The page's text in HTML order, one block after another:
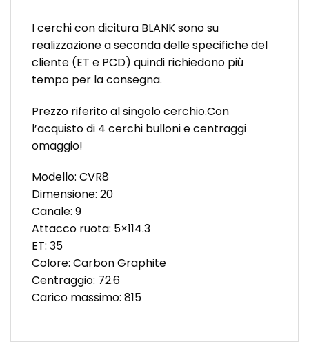
I cerchi con dicitura BLANK sono su
realizzazione a seconda delle specifiche del
cliente (ET e PCD) quindi richiedono più
tempo per la consegna.
Prezzo riferito al singolo cerchio.Con
l’acquisto di 4 cerchi bulloni e centraggi
omaggio!
Modello: CVR8
Dimensione: 20
Canale: 9
Attacco ruota: 5×114.3
ET: 35
Colore: Carbon Graphite
Centraggio: 72.6
Carico massimo: 815